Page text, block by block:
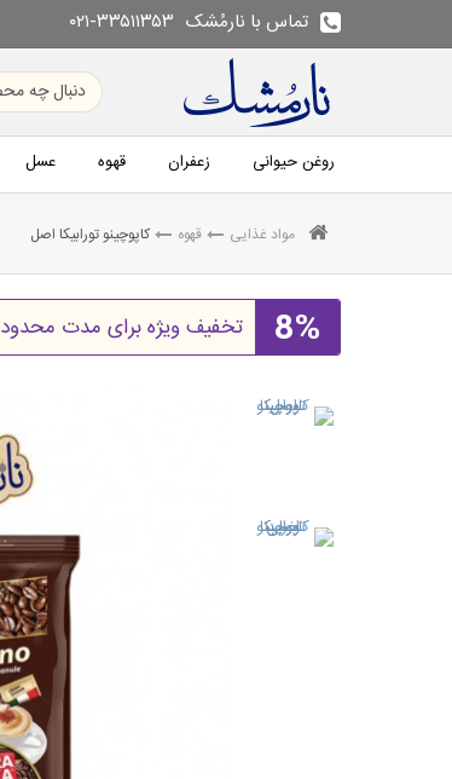
تماس با نارمُشک ۰۲۱-۳۳۵۱۱۳۵۳
روغن حیوانی زعفران قهوه عسل
مواد غذایی قهوه کاپوچینو تورابیکا اصل
8% تخفیف ویژه برای مدت محدود